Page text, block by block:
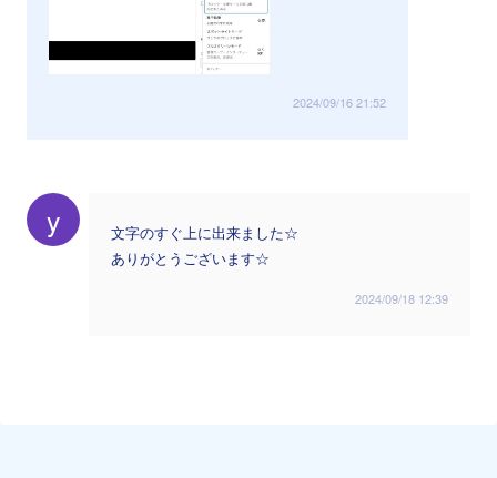
2024/09/16 21:52
y
文字のすぐ上に出来ました☆
ありがとうございます☆
2024/09/18 12:39